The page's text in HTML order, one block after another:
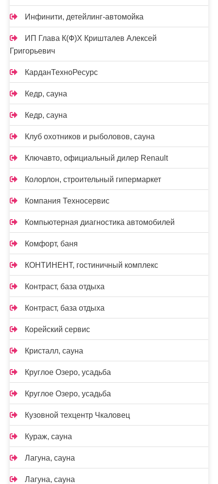
Инфинити, детейлинг-автомойка
ИП Глава К(Ф)Х Кришталев Алексей
Григорьевич
КарданТехноРесурс
Кедр, сауна
Кедр, сауна
Клуб охотников и рыболовов, сауна
Ключавто, официальный дилер Renault
Колорлон, строительный гипермаркет
Компания Техносервис
Компьютерная диагностика автомобилей
Комфорт, баня
КОНТИНЕНТ, гостиничный комплекс
Контраст, база отдыха
Контраст, база отдыха
Корейский сервис
Кристалл, сауна
Круглое Озеро, усадьба
Круглое Озеро, усадьба
Кузовной техцентр Чкаловец
Кураж, сауна
Лагуна, сауна
Лагуна, сауна